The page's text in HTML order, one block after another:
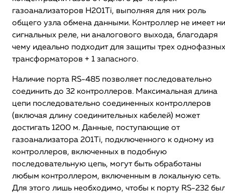
газоанализаторов H201Ti, выполняя для них роль
общего узла обмена данными. Контроллер не имеет ни
сигнальных реле, ни аналогового выхода, благодаря
чему идеально подходит для защиты трех однофазных
трансформаторов + 1 запасного.
Наличие порта RS-485 позволяет последовательно
соединить до 32 контроллеров. Максимальная длина
цепи последовательно соединенных контроллеров
(включая длину соединительных кабелей) может
достигать 1200 м. Данные, поступающие от
газоанализатора 201Ti, подключенного к одному из
контроллеров, включенных в подобную
последовательную цепь, могут быть обработаны
любым контроллером, включенным в локальную сеть.
Для этого лишь необходимо, чтобы к порту RS-232